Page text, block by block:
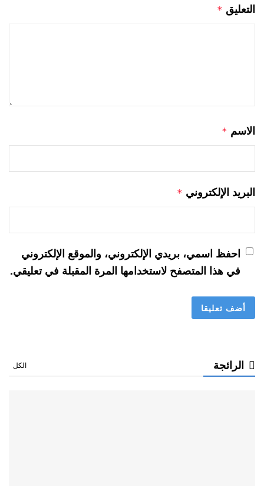
التعليق *
الاسم *
البريد الإلكتروني *
احفظ اسمي، بريدي الإلكتروني، والموقع الإلكتروني
في هذا المتصفح لاستخدامها المرة المقبلة في تعليقي.
الرائجة الكل